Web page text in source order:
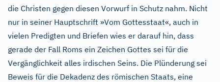
die Christen gegen diesen Vorwurf in Schutz nahm. Nicht
nur in seiner Hauptschrift »Vom Gottesstaat«, auch in
vielen Predigten und Briefen wies er darauf hin, dass
gerade der Fall Roms ein Zeichen Gottes sei für die
Vergänglichkeit alles irdischen Seins. Die Plünderung sei
Beweis für die Dekadenz des römischen Staats, eine